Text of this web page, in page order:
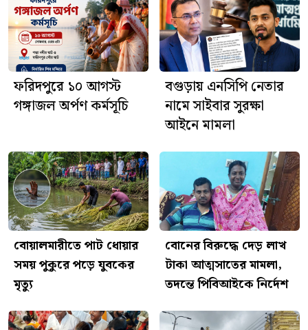
আজ শ্রীশ্রী জগন্নাথদেবের
রথযাত্রা, ফরিদপুরে দিনব্যাপী নানা
আয়োজন
ফরিদপুরে ১০ আগস্ট
গঙ্গাজল অর্পণ কর্মসূচি
বগুড়ায় এনসিপি নেতার
নামে সাইবার সুরক্ষা
আইনে মামলা
বোয়ালমারীতে পাট ধোয়ার
সময় পুকুরে পড়ে যুবকের
মৃত্যু
বোনের বিরুদ্ধে দেড় লাখ
টাকা আত্মসাতের মামলা,
তদন্তে পিবিআইকে নির্দেশ